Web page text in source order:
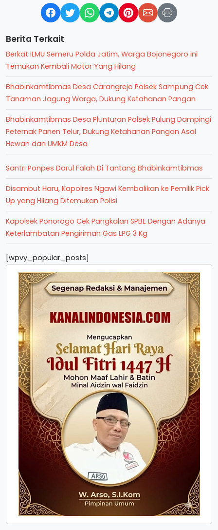
Berita Terkait
Berkat ILMU Semeru Polda Jatim, Warga Bojonegoro ini
Temukan Kembali Motor Yang Hilang
Bhabinkamtibmas Desa Carangrejo Polsek Sampung Cek
Tanaman Jagung Warga, Dukung Ketahanan Pangan
Bhabinkamtibmas Desa Plunturan Polsek Pulung Dampingi
Peternak Panen Telur, Dukung Ketahanan Pangan Asal
Hewan dan UMKM Desa
Santri Ponpes Darul Falah Di Tantang Bhabinkamtibmas
Disambut Haru, Kapolres Ngawi Kembalikan ke Pemilik Pick
Up yang Hilang Ditemukan Polisi
Kapolsek Ponorogo Cek Pangkalan SPBE Dengan Adanya
Keterlambatan Pengiriman Gas LPG 3 Kg
[wpvy_popular_posts]